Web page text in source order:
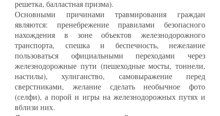
решетка, балластная призма).
Основными причинами травмирования граждан
являются: пренебрежение правилами безопасного
нахождения в зоне объектов железнодорожного
транспорта, спешка и беспечность, нежелание
пользоваться официальными переходами через
железнодорожные пути (пешеходные мосты, тоннели,
настилы), хулиганство, самовыражение перед
сверстниками, желание сделать необычное фото
(селфи), а порой и игры на железнодорожных путях и
вблизи них.